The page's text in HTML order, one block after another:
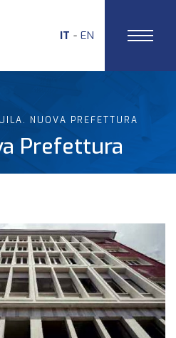
IT EN
NUOVA PREFETTURA
Prefettura